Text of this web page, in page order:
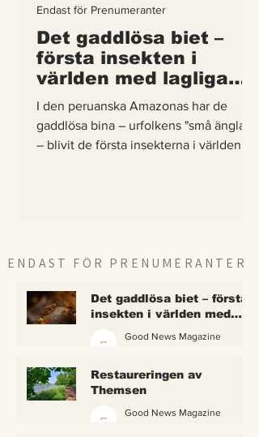
Det gaddlösa biet –
första insekten i
världen med lagliga
rättigheter
I den peruanska Amazonas har de
gaddlösa bina – urfolkens "små änglar"
– blivit de första insekterna i världen att
Endast för Prenumeranter
ENDAST FÖR PRENUMERANTER
Det gaddlösa biet – första
insekten i världen med
Good News Magazine
Restaureringen av
Themsen
Good News Magazine